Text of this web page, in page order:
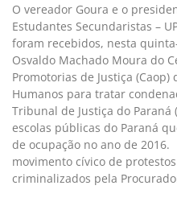
O vereador Goura e o
Estudantes Secundaristas –
foram recebidos, nesta
Osvaldo Machado Moura do
Promotorias de Justiça (Caop)
Humanos para tratar
Tribunal de Justiça do Paraná
escolas públicas do Paraná
de ocupação no ano de
movimento cívico de
criminalizados pela